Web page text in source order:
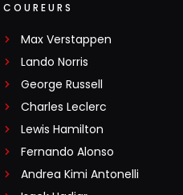
COUREURS
Max Verstappen
Lando Norris
George Russell
Charles Leclerc
Lewis Hamilton
Fernando Alonso
Andrea Kimi Antonelli